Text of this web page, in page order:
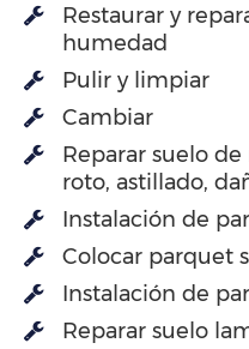
Restaurar y
humedad
Pulir y limpiar
Cambiar
Reparar suelo
roto, astillado,
Instalación de
Colocar parquet
Instalación de
Reparar suelo